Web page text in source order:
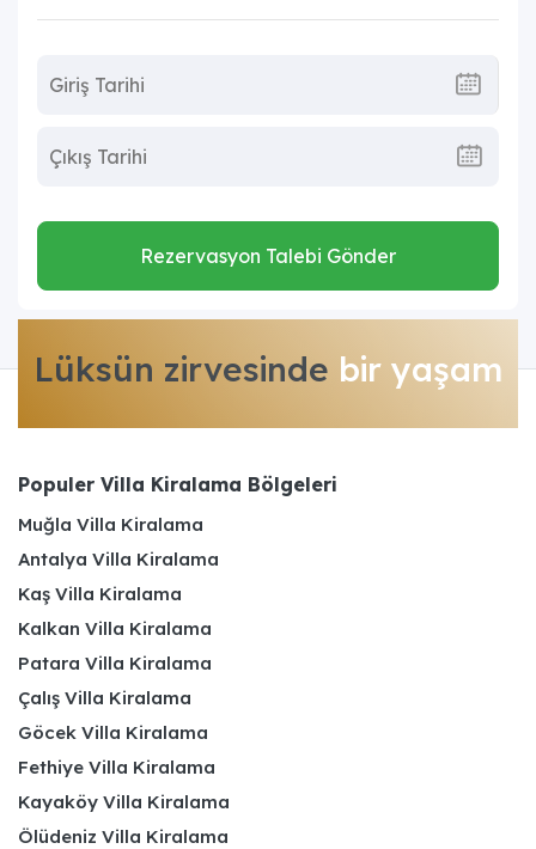
Rezervasyon Talebi Gönder
Lüksün zirvesinde bir yaşam
Populer Villa Kiralama Bölgeleri
Muğla Villa Kiralama
Antalya Villa Kiralama
Kaş Villa Kiralama
Kalkan Villa Kiralama
Patara Villa Kiralama
Çalış Villa Kiralama
Göcek Villa Kiralama
Fethiye Villa Kiralama
Kayaköy Villa Kiralama
Ölüdeniz Villa Kiralama